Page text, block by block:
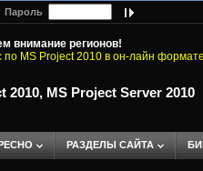
Пароль
внимание регионов!
по MS Project 2010 в он-лайн
2010, MS Project Server 2010
РАЗДЕЛЫ САЙТА